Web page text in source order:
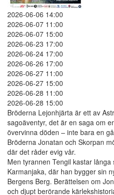
2026-06-06 14:00
2026-06-07 11:00
2026-06-07 15:00
2026-06-23 17:00
2026-06-24 17:00
2026-06-26 17:00
2026-06-27 11:00
2026-06-27 15:00
2026-06-28 11:00
2026-06-28 15:00
Bröderna Lejonhjärta är ett av
sagoäventyr, det är en saga om
övervinna döden – inte bara en
Bröderna Jonatan och Skorpan
där det råder evig vår.
Men tyrannen Tengil kastar
Karmanjaka, där han bygger sin
Bergens Berg. Berättelsen om
och djupt berörande